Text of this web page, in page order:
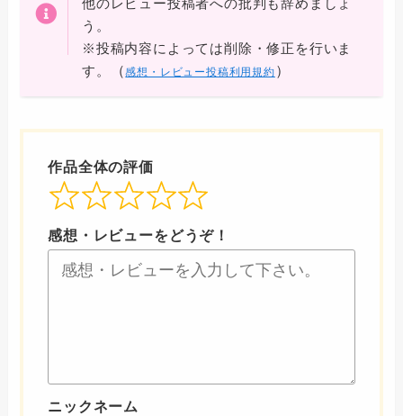
他のレビュー投稿者への批判も辞めましょ
う。
※投稿内容によっては削除・修正を行いま
す。
（感想・レビュー投稿利用規約 ）
作品全体の評価
感想・レビューをどうぞ！
ニックネーム